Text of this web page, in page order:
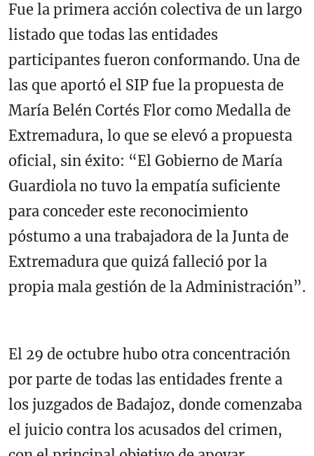
Fue la primera acción colectiva de un largo
listado que todas las entidades
participantes fueron conformando. Una de
las que aportó el SIP fue la propuesta de
María Belén Cortés Flor como Medalla de
Extremadura, lo que se elevó a propuesta
oficial, sin éxito: “El Gobierno de María
Guardiola no tuvo la empatía suficiente
para conceder este reconocimiento
póstumo a una trabajadora de la Junta de
Extremadura que quizá falleció por la
propia mala gestión de la Administración”.
El 29 de octubre hubo otra concentración
por parte de todas las entidades frente a
los juzgados de Badajoz, donde comenzaba
el juicio contra los acusados del crimen,